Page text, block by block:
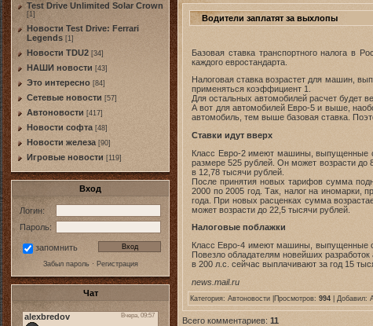
Test Drive Unlimited Solar Crown
[1]
Новости Test Drive: Ferrari
Legends [1]
Новости TDU2 [34]
НАШИ новости [43]
Это интересно [84]
Сетевые новости [57]
Автоновости [417]
Новости софта [48]
Новоcти железа [90]
Игровые новости [119]
Вход
Логин:
Пароль:
запомнить
Забыл пароль· Регистрация
Чат
Водители заплатят за выхлопы
Базовая ставка транспортного налога в
каждого евростандарта.
Налоговая ставка возрастет для машин,
применяться коэффициент 1.
Для остальных автомобилей расчет будет
А вот для автомобилей Евро-5 и выше,
автомобиль, тем выше базовая ставка.
Ставки идут вверх
Класс Евро-2 имеют машины, выпущенные с
размере 525 рублей. Он может возрасти до
в 12,78 тысячи рублей.
После принятия новых тарифов сумма
2000 по 2005 год. Так, налог на иномарки,
года. При новых расценках сумма
может возрасти до 22,5 тысячи рублей.
Налоговые поблажки
Класс Евро-4 имеют машины, выпущенные с
Повезло обладателям новейших
в 200 л.с. сейчас выплачивают за год 15
news.mail.ru
Категория: Автоновости |Просмотров: 994 | Добавил:
Всего комментариев: 11